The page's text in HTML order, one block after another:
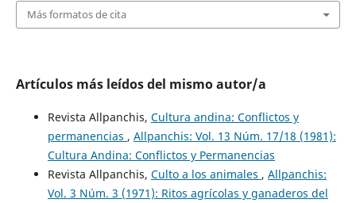
Más formatos de cita
Artículos más leídos del mismo autor/a
Revista Allpanchis, Cultura andina: Conflictos y
permanencias , Allpanchis: Vol. 13 Núm. 17/18 (1981):
Cultura Andina: Conflictos y Permanencias
Revista Allpanchis, Culto a los animales , Allpanchis:
Vol. 3 Núm. 3 (1971): Ritos agrícolas y ganaderos del